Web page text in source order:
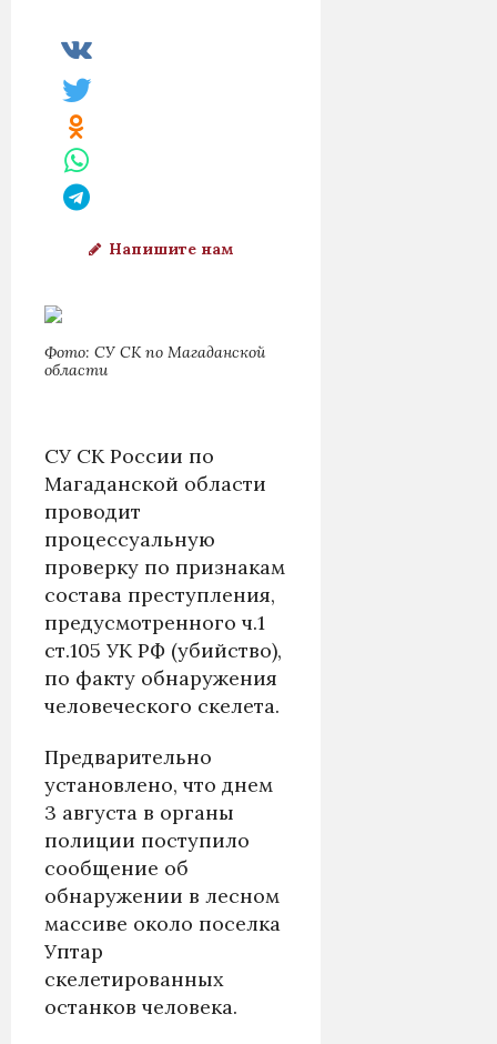
Напишите нам
Фото: СУ СК по Магаданской
области
СУ СК России по
Магаданской области
проводит
процессуальную
проверку по признакам
состава преступления,
предусмотренного ч.1
ст.105 УК РФ (убийство),
по факту обнаружения
человеческого скелета.
Предварительно
установлено, что днем
3 августа в органы
полиции поступило
сообщение об
обнаружении в лесном
массиве около поселка
Уптар
скелетированных
останков человека.